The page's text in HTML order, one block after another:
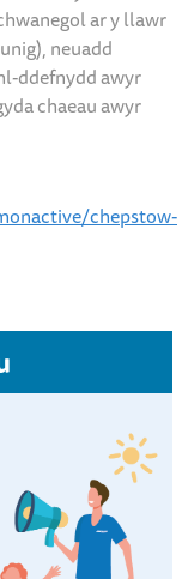
ar y llawr
neuadd
ddefnydd awyr
chaeau awyr
chepstow-